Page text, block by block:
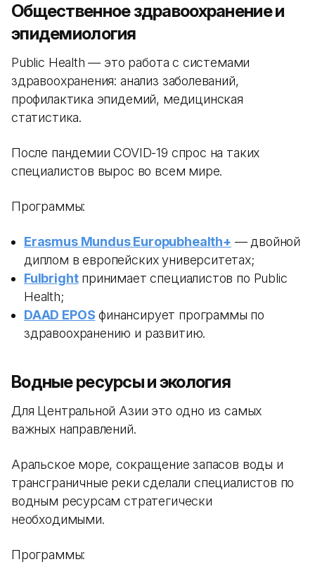
Общественное здравоохранение и
эпидемиология
Public Health — это работа с системами
здравоохранения: анализ заболеваний,
профилактика эпидемий, медицинская
статистика.
После пандемии COVID-19 спрос на таких
специалистов вырос во всем мире.
Программы:
Erasmus Mundus Europubhealth+ — двойной
диплом в европейских университетах;
Fulbrightпринимает специалистов по Public
Health;
DAAD EPOS финансирует программы по
здравоохранению и развитию.
Водные ресурсы и экология
Для Центральной Азии это одно из самых
важных направлений.
Аральское море, сокращение запасов воды и
трансграничные реки сделали специалистов по
водным ресурсам стратегически
необходимыми.
Программы: